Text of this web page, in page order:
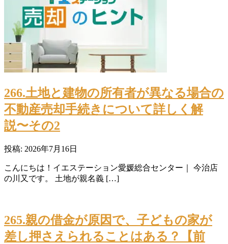
266.土地と建物の所有者が異なる場合の
不動産売却手続きについて詳しく解
説〜その2
投稿: 2026年7月16日
こんにちは！イエステーション愛媛総合センター｜ 今治店
の川又です。 土地が親名義 […]
265.親の借金が原因で、子どもの家が
差し押さえられることはある？【前